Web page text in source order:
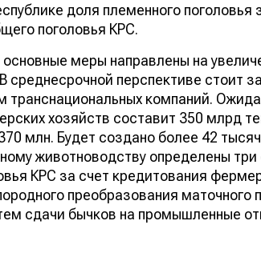
доля племенного поголовья
поголовья КРС.
меры направлены на
среднесрочной перспективе стоит
транснациональных компаний.
хозяйств составит 350 млрд
млн. Будет создано более 42
животноводству определены три
КРС за счет кредитования
преобразования маточного
сдачи бычков на промышленные